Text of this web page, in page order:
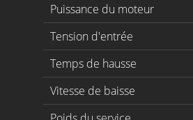
Puissance du moteur
Tension d'entrée
Temps de hausse
Vitesse de baisse